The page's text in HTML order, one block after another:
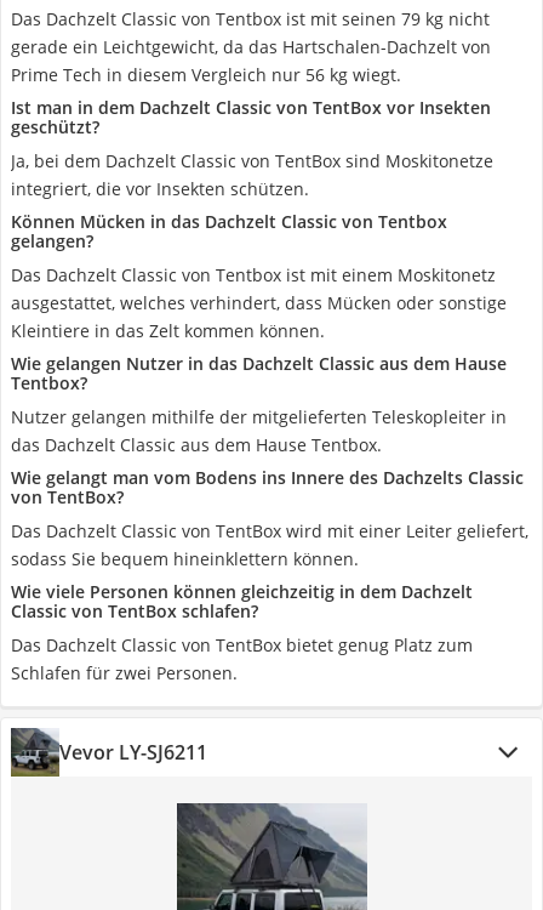
Das Dachzelt Classic von Tentbox ist mit seinen 79 kg nicht
gerade ein Leichtgewicht, da das Hartschalen-Dachzelt von
Prime Tech in diesem Vergleich nur 56 kg wiegt.
Ist man in dem Dachzelt Classic von TentBox vor Insekten
geschützt?
Ja, bei dem Dachzelt Classic von TentBox sind Moskitonetze
integriert, die vor Insekten schützen.
Können Mücken in das Dachzelt Classic von Tentbox
gelangen?
Das Dachzelt Classic von Tentbox ist mit einem Moskitonetz
ausgestattet, welches verhindert, dass Mücken oder sonstige
Kleintiere in das Zelt kommen können.
Wie gelangen Nutzer in das Dachzelt Classic aus dem Hause
Tentbox?
Nutzer gelangen mithilfe der mitgelieferten Teleskopleiter in
das Dachzelt Classic aus dem Hause Tentbox.
Wie gelangt man vom Bodens ins Innere des Dachzelts Classic
von TentBox?
Das Dachzelt Classic von TentBox wird mit einer Leiter geliefert,
sodass Sie bequem hineinklettern können.
Wie viele Personen können gleichzeitig in dem Dachzelt
Classic von TentBox schlafen?
Das Dachzelt Classic von TentBox bietet genug Platz zum
Schlafen für zwei Personen.
Vevor LY-SJ6211